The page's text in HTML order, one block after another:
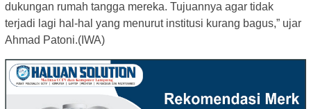
dukungan rumah tangga mereka. Tujuannya agar tidak
terjadi lagi hal-hal yang menurut institusi kurang bagus,” ujar
Ahmad Patoni.(IWA)